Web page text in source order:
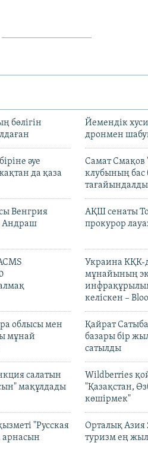
бөлігін
Йемендік
дронмен
әуе
да қаза
Самат Смақов
клубының бас
тағайындалды
Венгрия
Андраш
АҚШ сенаты
прокурор
Украина КҚК-
мұнайының
келіскен –
облысы мен
мұнай
Қайрат
базары бір
сатылды
салатын
мақұлдады
Wildberries
"Қазақстан,
көшірмек"
"Русская
Орталық Азия
туризм ең